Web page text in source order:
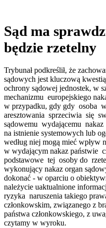
Sąd ma
będzie rzetelny
Trybunał podkreślił, że
sądowych jest kluczową
ochrony sądowej jednostek, w
mechanizmu europejskiego
w przypadku, gdy gdy osoba
aresztowania sprzeciwia się
sądowemu wydającemu
na istnienie systemowych lub
według niej mogą mieć wpływ
w wydającym nakaz państwie
podstawowe tej osoby do
wykonujący nakaz organ
dokonać - w oparciu o
należycie uaktualnione
ryzyka naruszenia takiego
członkowskim, związanego z
państwa członkowskiego, z
czytamy w wyroku.